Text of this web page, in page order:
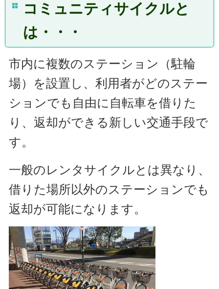
コミュニティサイクルと
は・・・
市内に複数のステーション（駐輪
場）を設置し、利用者がどのステー
ションでも自由に自転車を借りた
り、返却ができる新しい交通手段で
す。
一般のレンタサイクルとは異なり、
借りた場所以外のステーションでも
返却が可能になります。